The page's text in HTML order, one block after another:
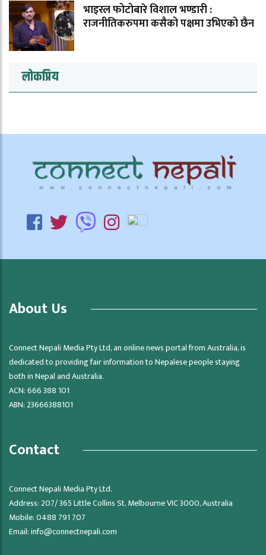
भाइरल फोटोबारे विशाल भण्डारी :
राजनीतिकरुपमा कसैको पक्षमा उभिएको छैन
लोकप्रिय
About Us
Connect Nepali Media Pty Ltd, an online news portal from Australia, is
dedicated to providing fair information to Nepalese people staying
both in Nepal and Australia.
ACN: 666 388 101
ABN: 23666388101
Contact
Connect Nepali Media Pty Ltd.
Address: 207/ 365 Little Collins St, Melbourne VIC 3000, Australia
Mobile: 0488 791 707
Email:info@connectnepali.com